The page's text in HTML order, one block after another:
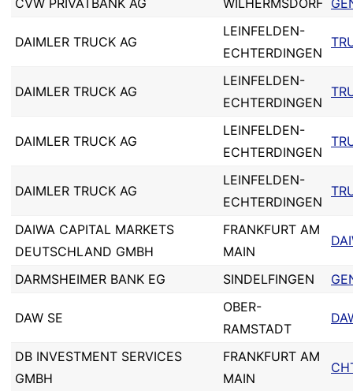
CVW PRIVATBANK AG
WILHERMSDORF
DAIMLER TRUCK AG
LEINFELDEN-
ECHTERDINGEN
DAIMLER TRUCK AG
LEINFELDEN-
ECHTERDINGEN
DAIMLER TRUCK AG
LEINFELDEN-
ECHTERDINGEN
DAIMLER TRUCK AG
LEINFELDEN-
ECHTERDINGEN
DAIWA CAPITAL MARKETS
DEUTSCHLAND GMBH
FRANKFURT AM
MAIN
DARMSHEIMER BANK EG SINDELFINGEN
DAW SE
OBER-
RAMSTADT
DB INVESTMENT SERVICES
GMBH
FRANKFURT AM
MAIN